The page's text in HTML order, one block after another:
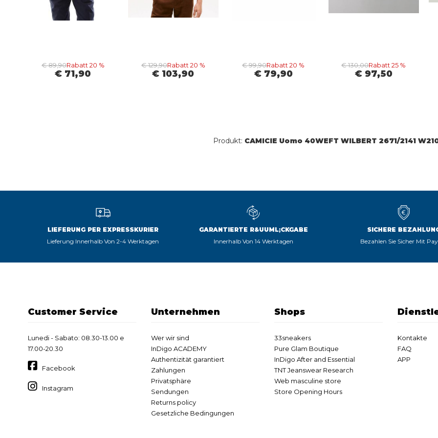
€ 89,90Rabatt 20 %
€ 71,90
€ 129,90Rabatt 20 %
€ 103,90
€ 99,90Rabatt 20 %
€ 79,90
€ 130,00Rabatt 25 %
€ 97,50
Produkt: CAMICIE Uomo 40WEFT WILBERT 2671/2141
LIEFERUNG PER EXPRESSKURIER
Lieferung Innerhalb Von 2-4 Werktagen
GARANTIERTE R&UUML;CKGABE
Innerhalb Von 14 Werktagen
SICHERE
Bezahlen Sie Sicher Mit
Customer Service
Lunedi - Sabato: 08.30-13.00 e
17.00-20.30
Facebook
Instagram
Unternehmen
Wer wir sind
InDigo ACADEMY
Authentizität garantiert
Zahlungen
Privatsphäre
Sendungen
Returns policy
Gesetzliche Bedingungen
Shops
33sneakers
Pure Glam Boutique
InDigo After and Essential
TNT Jeanswear Research
Web masculine store
Store Opening Hours
Kontakte
FAQ
APP